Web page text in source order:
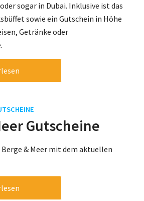
sogar in Dubai. Inklusive ist das
sowie ein Gutschein in Höhe
Getränke oder
Gutscheine
& Meer mit dem aktuellen